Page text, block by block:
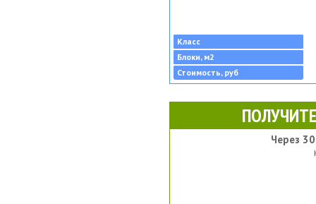
Класс
Блоки, м2
Стоимость, руб
Через